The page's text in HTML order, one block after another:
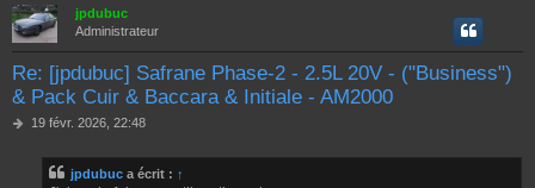
jpdubuc
Administrateur
Re: [jpdubuc] Safrane Phase-2 - 2.5L 20V - ("Business")
& Pack Cuir & Baccara & Initiale - AM2000
M19 févr. 2026, 22:48
jpdubuc a écrit : ↑